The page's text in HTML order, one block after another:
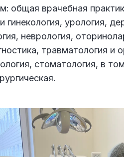
общая врачебная
гинекология, урология,
неврология,
травматология и
стоматология, в